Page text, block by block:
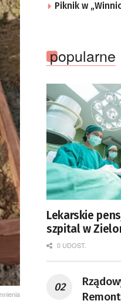
Piknik w
popularne
Lekarskie
szpital w
Górze podaje
0 UDOST.